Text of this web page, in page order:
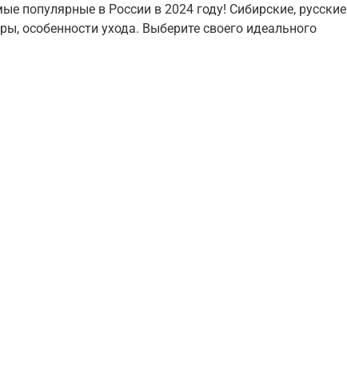
популярные в России в 2024 году! Сибирские, русские
особенности ухода. Выберите своего идеального